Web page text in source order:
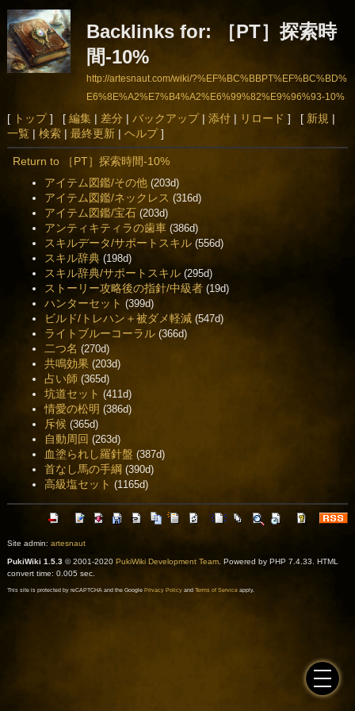
Backlinks for: ［PT］探索時
間-10%
http://artesnaut.com/wiki/?%EF%BC%BBPT%EF%BC%BD%
E6%8E%A2%E7%B4%A2%E6%99%82%E9%96%93-10%
25
[ トップ] [ 編集| 差分 | バックアップ| 添付| リロード ] [ 新規 |
一覧| 検索| 最終更新| ヘルプ]
Return to ［PT］探索時間-10%
アイテム図鑑/その他 (203d)
アイテム図鑑/ネックレス (316d)
アイテム図鑑/宝石 (203d)
アンティキティラの歯車 (386d)
スキルデータ/サポートスキル (556d)
スキル辞典 (198d)
スキル辞典/サポートスキル (295d)
ストーリー攻略後の指針/中級者 (19d)
ハンターセット (399d)
ビルド/トレハン＋被ダメ軽減 (547d)
ライトブルーコーラル (366d)
二つ名 (270d)
共鳴効果 (203d)
占い師 (365d)
坑道セット (411d)
情愛の松明 (386d)
斥候 (365d)
自動周回 (263d)
血塗られし羅針盤 (387d)
首なし馬の手綱 (390d)
高級塩セット (1165d)
Site admin: artesnaut
PukiWiki 1.5.3© 2001-2020 PukiWiki Development Team. Powered by PHP 7.4.33. HTML
convert time: 0.005 sec.
This site is protected by reCAPTCHA and the Google Privacy Policyand Terms of Serviceapply.